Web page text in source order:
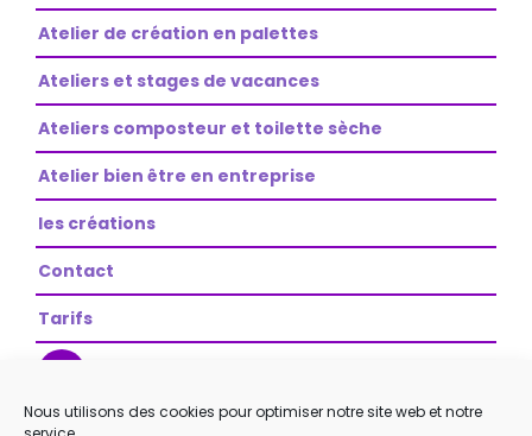
Nous utilisons des cookies pour optimiser notre site web et notre
Atelier de création en palettes
Ateliers et stages de vacances
Ateliers composteur et toilette sèche
Atelier bien être en entreprise
les créations
Contact
Tarifs